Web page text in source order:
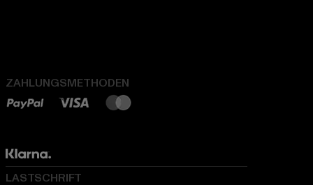
ZAHLUNGSMETHODEN
LASTSCHRIFT